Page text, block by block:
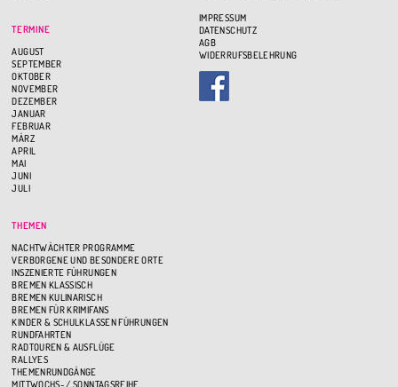
TERMINE
AUGUST
SEPTEMBER
OKTOBER
NOVEMBER
DEZEMBER
JANUAR
FEBRUAR
MÄRZ
APRIL
MAI
JUNI
JULI
THEMEN
NACHTWÄCHTER PROGRAMME
VERBORGENE UND BESONDERE ORTE
INSZENIERTE FÜHRUNGEN
BREMEN KLASSISCH
BREMEN KULINARISCH
BREMEN FÜR KRIMIFANS
KINDER & SCHULKLASSEN FÜHRUNGEN
RUNDFAHRTEN
RADTOUREN & AUSFLÜGE
RALLYES
THEMENRUNDGÄNGE
MITTWOCHS- / SONNTAGSREIHE
IMPRESSUM
DATENSCHUTZ
AGB
WIDERRUFSBELEHRUNG